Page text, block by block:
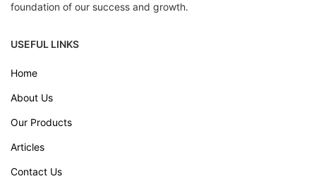
foundation of our success and growth.
USEFUL LINKS
Home
About Us
Our Products
Articles
Contact Us